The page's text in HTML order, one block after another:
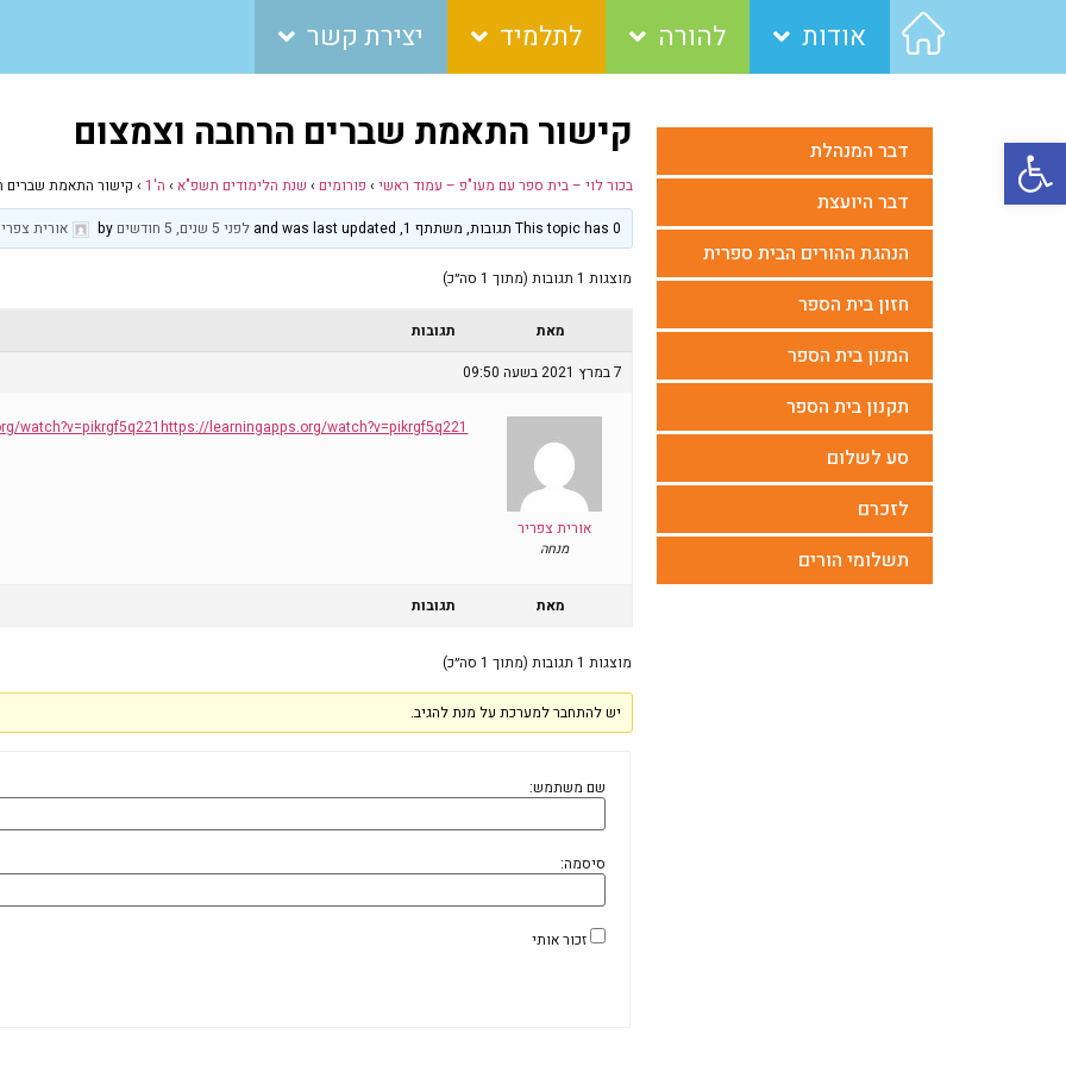
פתח סרגל נגישות
אודות להורה לתלמיד יצירת קשר
דבר המנהלת
דבר היועצת
הנהגת ההורים הבית ספרית
חזון בית הספר
המנון בית הספר
תקנון בית הספר
סע לשלום
לזכרם
תשלומי הורים
קישור התאמת שברים הרחבה וצמצום
בכור לוי – בית ספר עם מעו"פ – עמוד ראשי › פורומים › שנת הלימודים תשפ"א › ה'1 › קישור התאמת שברים
This topic has 0 תגובות, משתתף 1, and was last updated
לפני 5 שנים, 5 חודשים אורית
מוצגות 1 תגובות (מתוך 1 סה״כ)
מאת
תגובות
7 במרץ 2021 בשעה 09:50
אורית צפריר
מנחה
watch?v=pikrgf5q221https://learningapps.org/watch?v=pikrgf5q221
מאת תגובות
מוצגות 1 תגובות (מתוך 1 סה״כ)
יש להתחבר למערכת על מנת להגיב.
שם משתמש:
סיסמה:
זכור אותי